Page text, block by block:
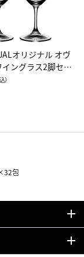
オリジナル オヴ
イングラス2脚セッ
イン）
）
包